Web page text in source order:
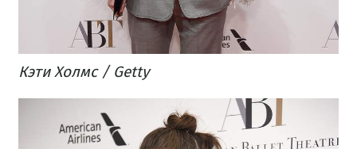
Кэти Холмс / Getty